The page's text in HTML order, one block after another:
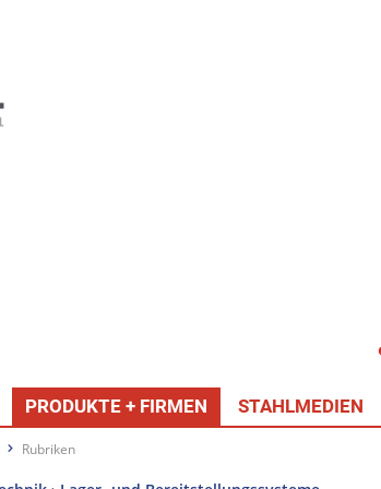
PRODUKTE + FIRMEN STAHLMEDIEN
Rubriken